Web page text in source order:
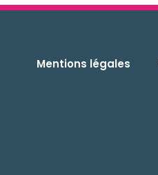
Mentions légales